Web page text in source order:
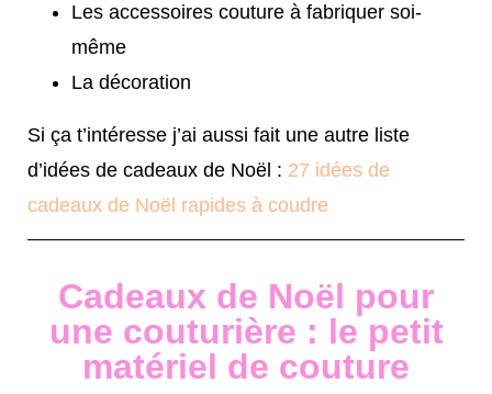
Les accessoires couture à fabriquer soi-
même
La décoration
Si ça t’intéresse j’ai aussi fait une autre liste
d’idées de cadeaux de Noël : 27 idées de
cadeaux de Noël rapides à coudre
Cadeaux de Noël pour
une couturière : le petit
matériel de couture